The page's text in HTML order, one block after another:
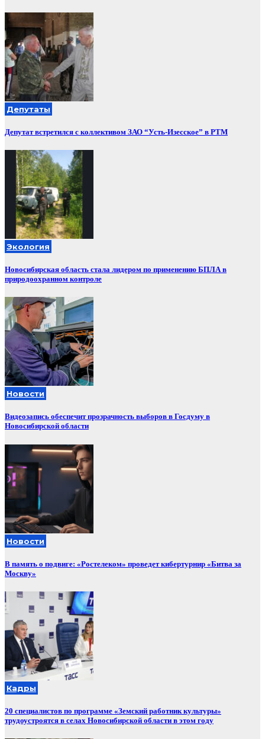
Депутаты
Депутат встретился с коллективом ЗАО “Усть-Изесское” в РТМ
Экология
Новосибирская область стала лидером по применению БПЛА в
природоохранном контроле
Новости
Видеозапись обеспечит прозрачность выборов в Госдуму в
Новосибирской области
Новости
В память о подвиге: «Ростелеком» проведет кибертурнир «Битва за
Москву»
Кадры
20 специалистов по программе «Земский работник культуры»
трудоустроятся в селах Новосибирской области в этом году